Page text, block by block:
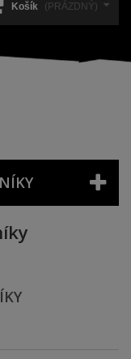
Košík (PRÁZDNÝ)